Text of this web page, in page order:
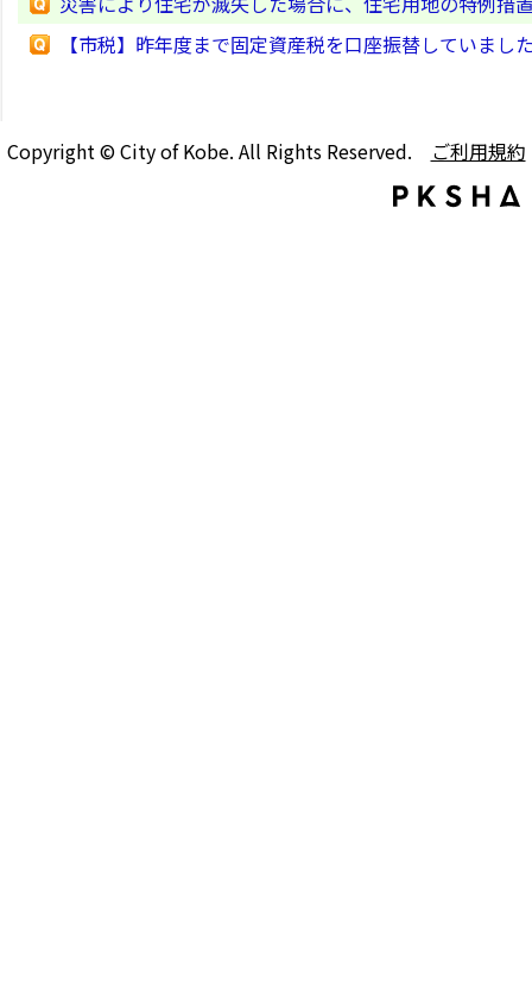
【市税】昨年度まで固定資産税を口座振替していま
Copyright © City of Kobe. All Rights Reserved. ご利用規約